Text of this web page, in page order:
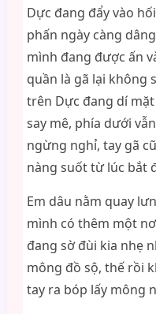
Dực đang đẩy vào
phấn ngày càng
mình đang được ấn
quần là gã lại không
trên Dực đang dí
say mê, phía dưới
ngừng nghỉ, tay gã
nàng suốt từ lúc bắt
Em dâu nằm quay
mình có thêm một
đang sờ đùi kia nhẹ
mông đồ sộ, thế rồi
tay ra bóp lấy mông